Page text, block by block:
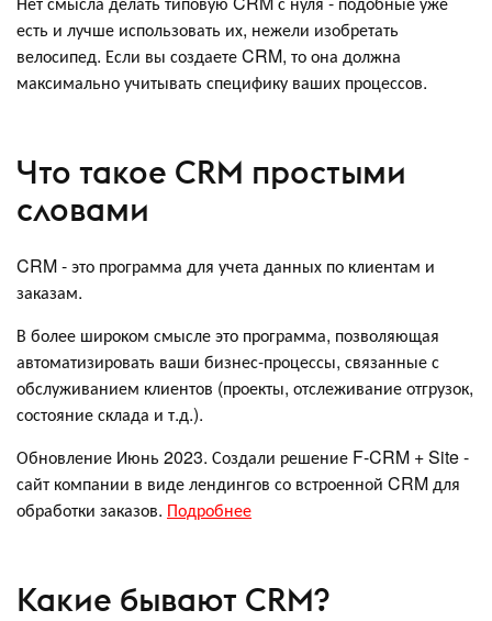
есть и лучше использовать их, нежели изобретать
велосипед. Если вы создаете CRM, то она должна
максимально учитывать специфику ваших процессов.
Что такое CRM простыми
словами
CRM - это программа для учета данных по клиентам и
заказам.
В более широком смысле это программа, позволяющая
автоматизировать ваши бизнес-процессы, связанные с
обслуживанием клиентов (проекты, отслеживание отгрузок,
состояние склада и т.д.).
Обновление Июнь 2023. Создали решение F-CRM + Site -
сайт компании в виде лендингов со встроенной CRM для
обработки заказов. Подробнее
Какие бывают CRM?